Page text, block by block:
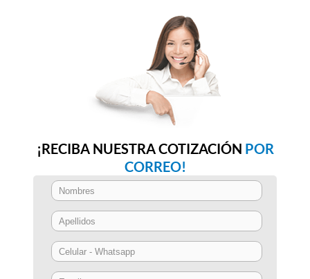
¡RECIBA NUESTRA COTIZACIÓN POR
CORREO!